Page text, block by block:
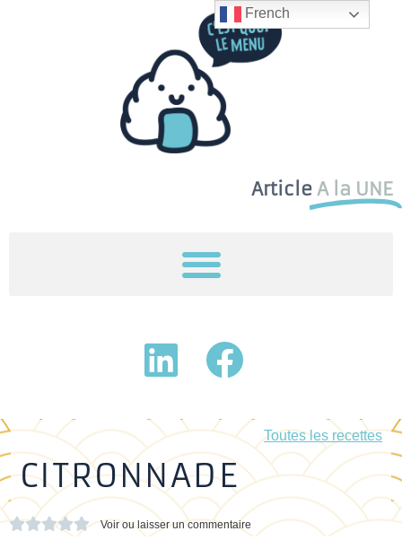
Article A la UNE
Toutes les recettes
CITRONNADE
 Voir ou laisser un commentaire
French